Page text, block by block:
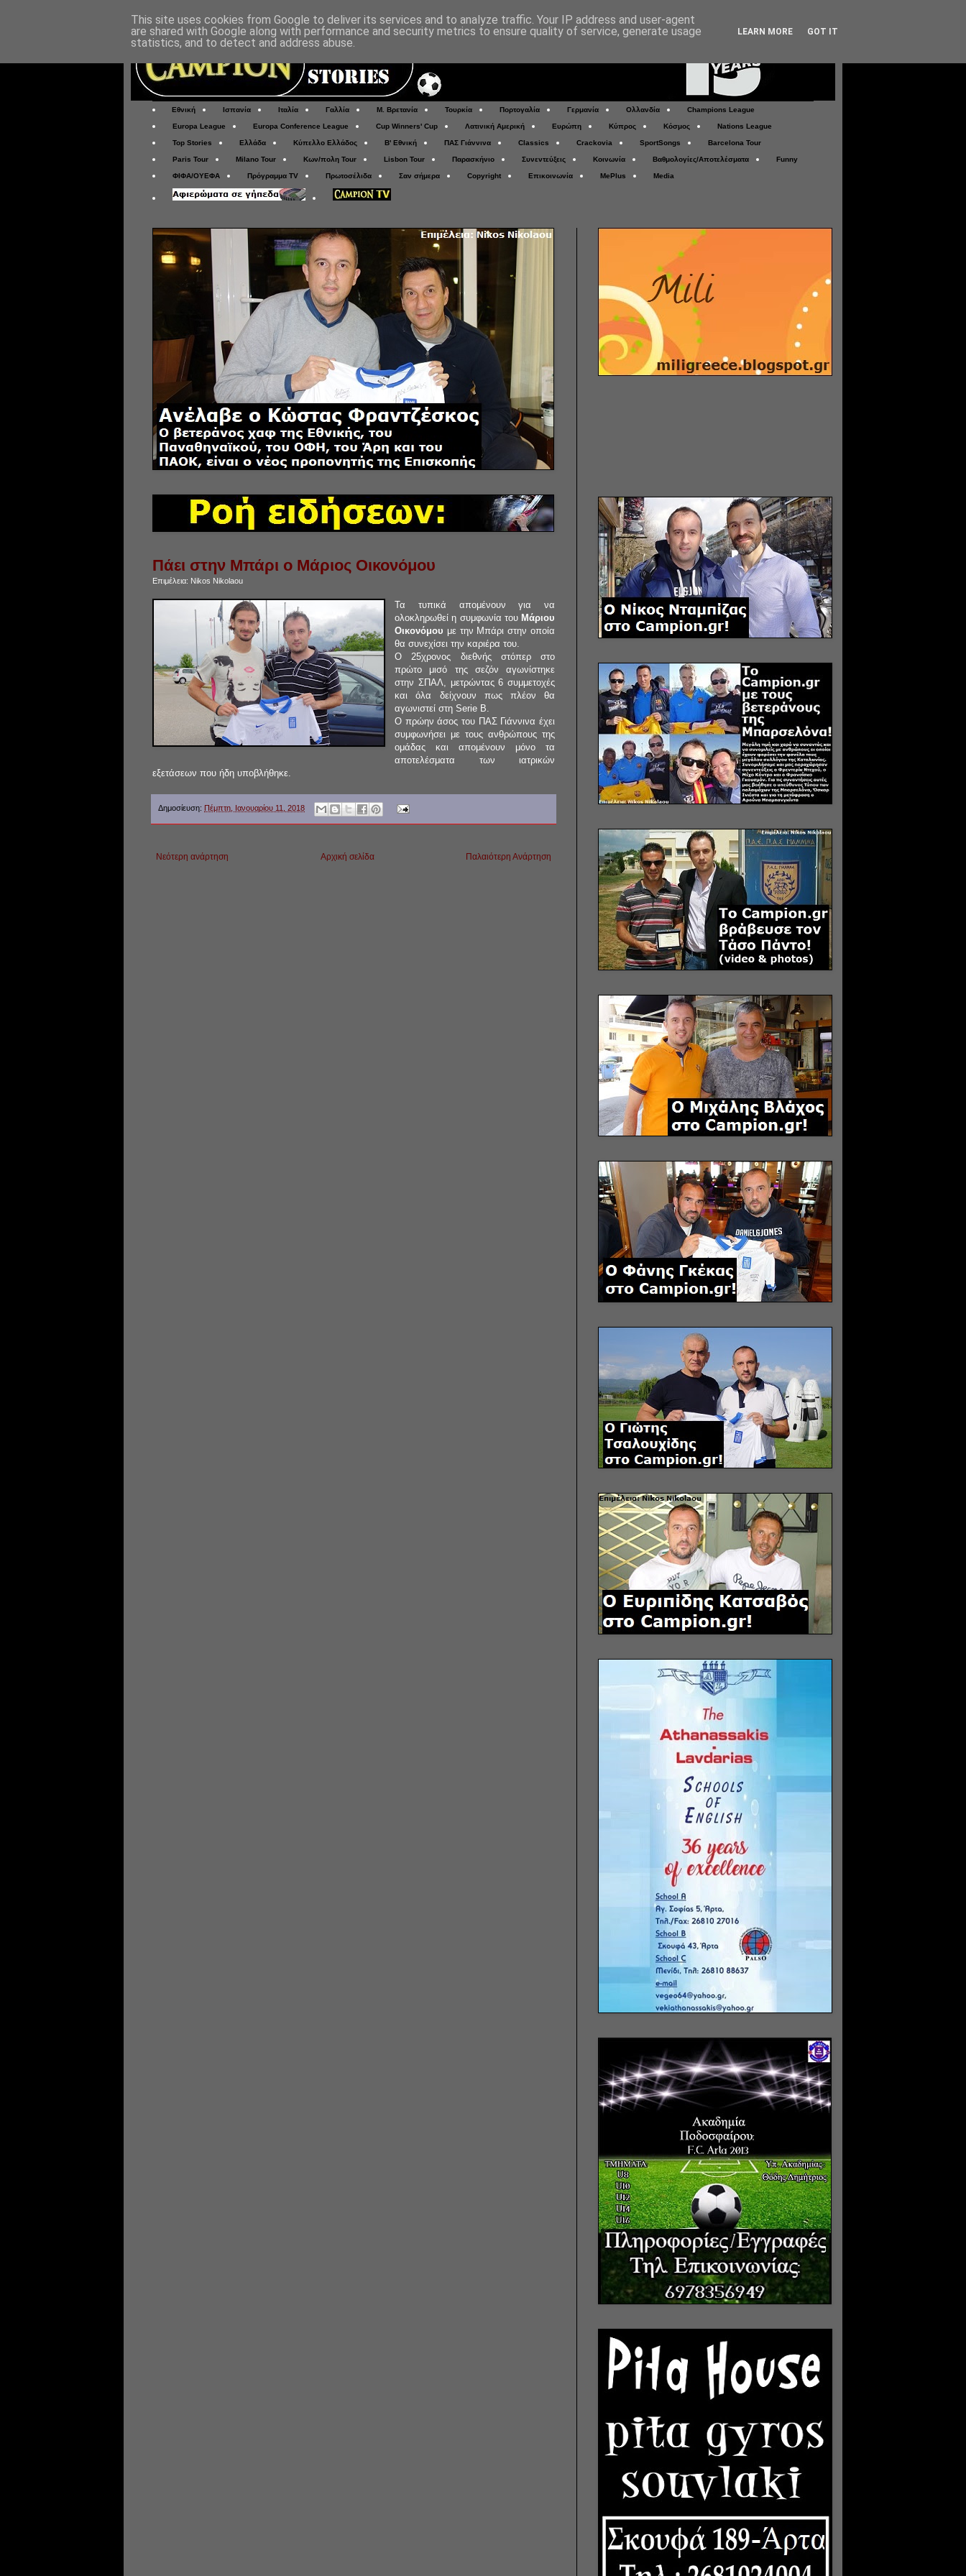
Εθνική Ισπανία Ιταλία Γαλλία Μ. Βρετανία Τουρκία Πορτογαλία Γερμανία Ολλανδία Champions League
Europa League Europa Conference League Cup Winners' Cup Λατινική Αμερική Ευρώπη Κύπρος Κόσμος Nations League
Top Stories Ελλάδα Κύπελλο Ελλάδος Β' Εθνική ΠΑΣ Γιάννινα Classics Crackovia SportSongs Barcelona Tour
Paris Tour Milano Tour Κων/πολη Tour Lisbon Tour Παρασκήνιο Συνεντεύξεις Κοινωνία Βαθμολογίες/Αποτελέσματα Funny
ΦΙΦΑ/ΟΥΕΦΑ Πρόγραμμα TV Πρωτοσέλιδα Σαν σήμερα Copyright Επικοινωνία MePlus Media
Πάει στην Μπάρι ο Μάριος Οικονόμου
Επιμέλεια: Nikos Nikolaou
Τα τυπικά απομένουν για να
ολοκληρωθεί η συμφωνία του Μάριου
Οικονόμου με την Μπάρι στην οποία
θα συνεχίσει την καριέρα του.
Ο 25χρονος διεθνής στόπερ στο
πρώτο μισό της σεζόν αγωνίστηκε
στην ΣΠΑΛ, μετρώντας 6 συμμετοχές
και όλα δείχνουν πως πλέον θα
αγωνιστεί στη Serie B.
Ο πρώην άσος του ΠΑΣ Γιάννινα έχει
συμφωνήσει με τους ανθρώπους της
ομάδας και απομένουν μόνο τα
αποτελέσματα των ιατρικών
εξετάσεων που ήδη υποβλήθηκε.
Δημοσίευση: Πέμπτη, Ιανουαρίου 11, 2018
Νεότερη ανάρτηση Παλαιότερη Ανάρτηση
Αρχική σελίδα
This site uses cookies from Google to deliver its services and to analyze traffic. Your IP address and user-agent
are shared with Google along with performance and security metrics to ensure quality of service, generate usage
statistics, and to detect and address abuse.
LEARN MORE GOT IT